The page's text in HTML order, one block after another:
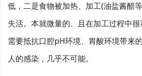
低，二是食物被加热、加工(油盐酱醋
失活。本就微量的、且在加工过程中
需要抵抗口腔pH环境、胃酸环境带来
人的感染，几乎不可能。